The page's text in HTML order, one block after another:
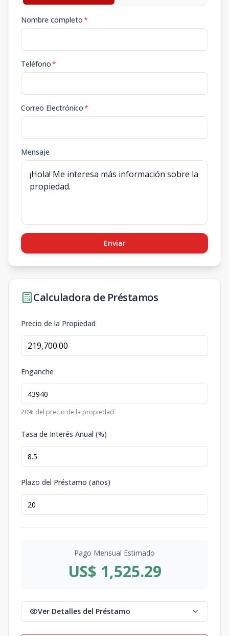
Nombre completo*
Teléfono*
Correo Electrónico*
Mensaje
Enviar
Calculadora de Préstamos
Precio de la Propiedad
Enganche
20% del precio de la propiedad
Tasa de Interés Anual (%)
Plazo del Préstamo (años)
Pago Mensual Estimado
US$ 1,525.29
Ver Detalles del Préstamo